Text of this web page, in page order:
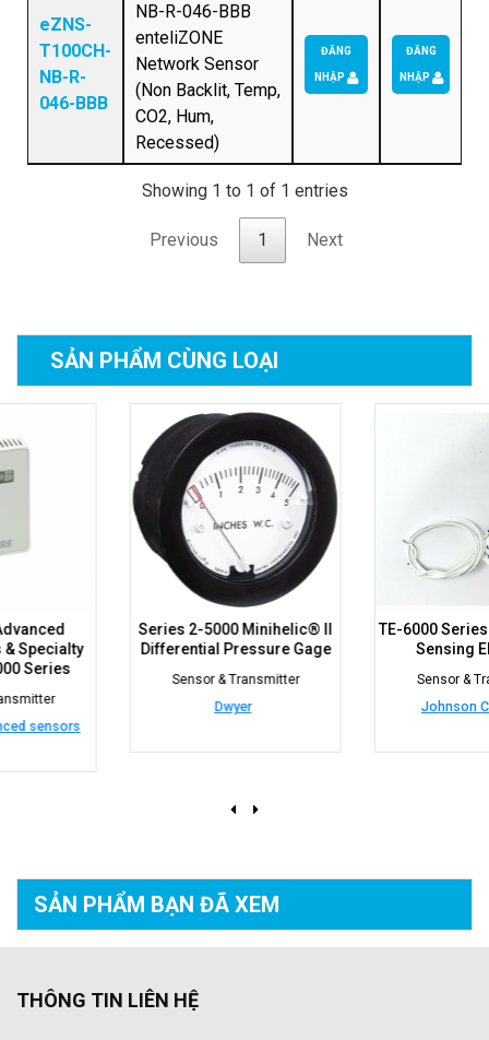
eZNS-
T100CH-
NB-R-
046-BBB
NB-R-046-BBB
enteliZONE
Network Sensor
(Non Backlit, Temp,
CO2, Hum,
Recessed)
ĐĂNG
NHẬP
ĐĂNG
NHẬP
Showing 1 to 1 of 1 entries
Previous 1 Next
SẢN PHẨM CÙNG LOẠI
Series 2-5000 Minihelic® II
Differential Pressure Gage
Sensor & Transmitter
TE-6000 Series Temperature
Sensing Elements
Sensor & Transmitter
Johnson Controls
SẢN PHẨM BẠN ĐÃ XEM
THÔNG TIN LIÊN HỆ